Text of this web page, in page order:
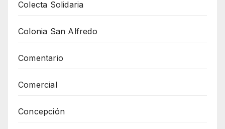
Colecta Solidaria
Colonia San Alfredo
Comentario
Comercial
Concepción